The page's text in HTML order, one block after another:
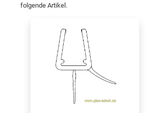
folgende Artikel.